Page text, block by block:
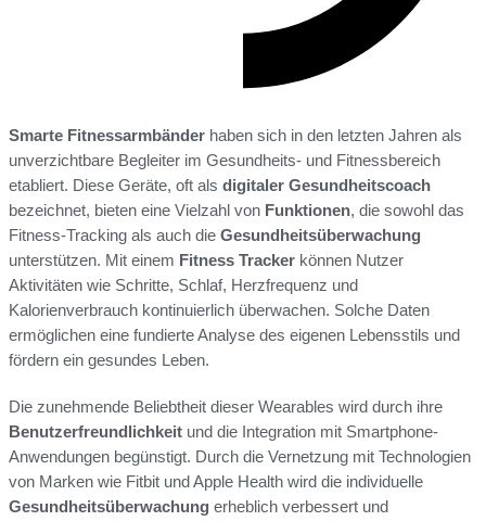
Smarte Fitnessarmbänder haben sich in den letzten Jahren als
unverzichtbare Begleiter im Gesundheits- und Fitnessbereich
etabliert. Diese Geräte, oft als digitaler Gesundheitscoach
bezeichnet, bieten eine Vielzahl von Funktionen, die sowohl das
Fitness-Tracking als auch die Gesundheitsüberwachung
unterstützen. Mit einem Fitness Tracker können Nutzer
Aktivitäten wie Schritte, Schlaf, Herzfrequenz und
Kalorienverbrauch kontinuierlich überwachen. Solche Daten
ermöglichen eine fundierte Analyse des eigenen Lebensstils und
fördern ein gesundes Leben.
Die zunehmende Beliebtheit dieser Wearables wird durch ihre
Benutzerfreundlichkeit und die Integration mit Smartphone-
Anwendungen begünstigt. Durch die Vernetzung mit Technologien
von Marken wie Fitbit und Apple Health wird die individuelle
Gesundheitsüberwachung erheblich verbessert und